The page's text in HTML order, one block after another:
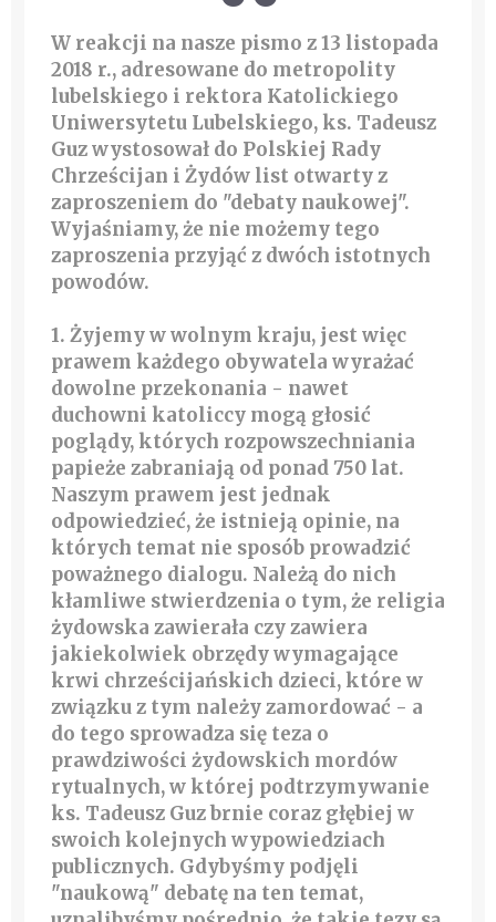
W reakcji na nasze pismo z 13 listopada
2018 r., adresowane do metropolity
lubelskiego i rektora Katolickiego
Uniwersytetu Lubelskiego, ks. Tadeusz
Guz wystosował do Polskiej Rady
Chrześcijan i Żydów list otwarty z
zaproszeniem do "debaty naukowej".
Wyjaśniamy, że nie możemy tego
zaproszenia przyjąć z dwóch istotnych
powodów.
1. Żyjemy w wolnym kraju, jest więc
prawem każdego obywatela wyrażać
dowolne przekonania - nawet
duchowni katoliccy mogą głosić
poglądy, których rozpowszechniania
papieże zabraniają od ponad 750 lat.
Naszym prawem jest jednak
odpowiedzieć, że istnieją opinie, na
których temat nie sposób prowadzić
poważnego dialogu. Należą do nich
kłamliwe stwierdzenia o tym, że religia
żydowska zawierała czy zawiera
jakiekolwiek obrzędy wymagające
krwi chrześcijańskich dzieci, które w
związku z tym należy zamordować - a
do tego sprowadza się teza o
prawdziwości żydowskich mordów
rytualnych, w której podtrzymywanie
ks. Tadeusz Guz brnie coraz głębiej w
swoich kolejnych wypowiedziach
publicznych. Gdybyśmy podjęli
"naukową" debatę na ten temat,